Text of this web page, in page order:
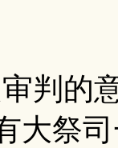
的意
大祭